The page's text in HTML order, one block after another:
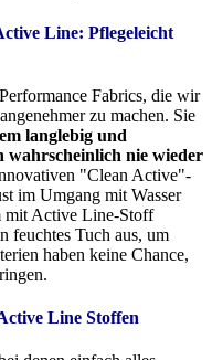
Line: Pflegeleicht
Fabrics, die wir
zu machen. Sie
langlebig und
wahrscheinlich nie wieder
"Clean Active"-
im Umgang mit Wasser
mit Active Line-Stoff
feuchtes Tuch aus, um
haben keine Chance,
Line Stoffen